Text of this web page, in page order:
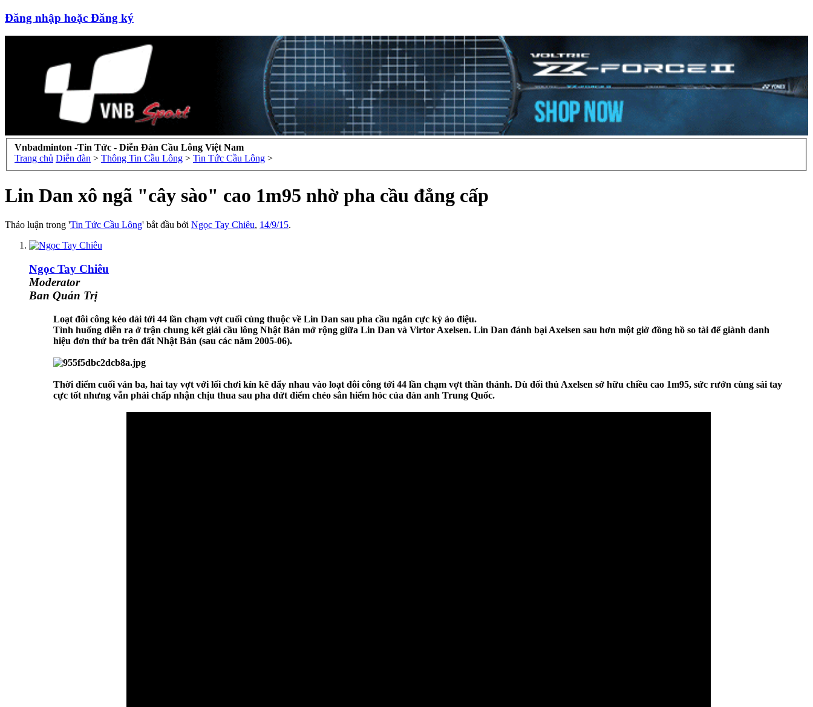
Đăng nhập hoặc Đăng ký
Vnbadminton -Tin Tức - Diễn Đàn Cầu Lông Việt Nam
Trang chủ Diễn đàn > Thông Tin Cầu Lông > Tin Tức Cầu Lông >
Lin Dan xô ngã "cây sào" cao 1m95 nhờ pha cầu đẳng cấp
Thảo luận trong 'Tin Tức Cầu Lông' bắt đầu bởi Ngọc Tay Chiêu, 14/9/15.
Ngọc Tay Chiêu
Moderator
Ban Quản Trị
Loạt đôi công kéo dài tới 44 lần chạm vợt cuối cùng thuộc về Lin Dan sau pha cầu ngắn cực kỳ ảo điệu.
Tình huống diễn ra ở trận chung kết giải cầu lông Nhật Bản mở rộng giữa Lin Dan và Virtor Axelsen. Lin Dan đánh bại Axelsen sau hơn một giờ đồng hồ so tài để giành danh
hiệu đơn thứ ba trên đất Nhật Bản (sau các năm 2005-06).
Thời điểm cuối ván ba, hai tay vợt với lối chơi kín kẽ đẩy nhau vào loạt đôi công tới 44 lần chạm vợt thần thánh. Dù đối thủ Axelsen sở hữu chiều cao 1m95, sức rướn cùng sải tay
cực tốt nhưng vẫn phải chấp nhận chịu thua sau pha dứt điểm chéo sân hiểm hóc của đàn anh Trung Quốc.